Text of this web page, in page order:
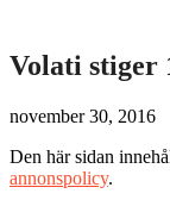
Volati stiger
november 30, 2016
Den här sidan
annonspolicy.